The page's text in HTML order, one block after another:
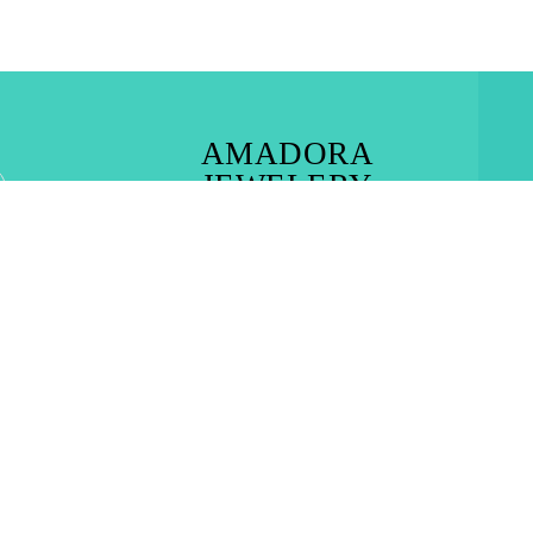
AMADORA
JEWELERY